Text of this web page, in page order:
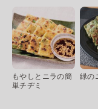
もやしとニラの簡
単チヂミ
緑の